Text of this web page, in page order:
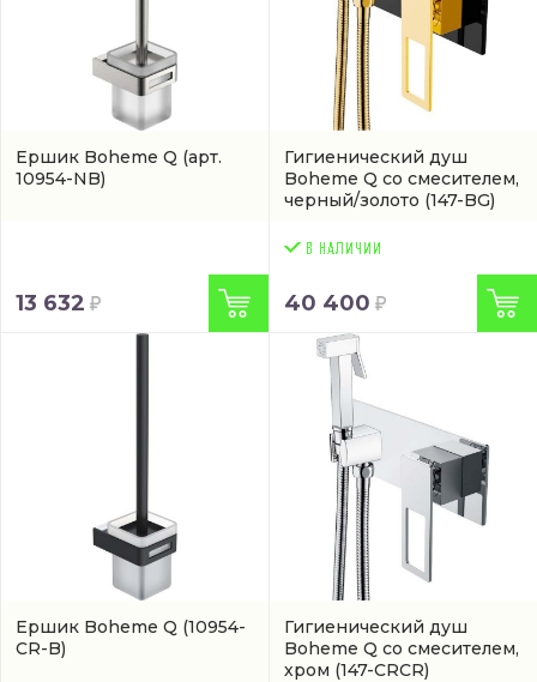
Ершик Boheme Q (арт.
10954-NB)
13 632
Гигиенический душ
Boheme Q со смесителем,
черный/золото (147-BG)
40 400
Ершик Boheme Q (10954-
CR-B)
Гигиенический душ
Boheme Q со смесителем,
хром (147-CRCR)